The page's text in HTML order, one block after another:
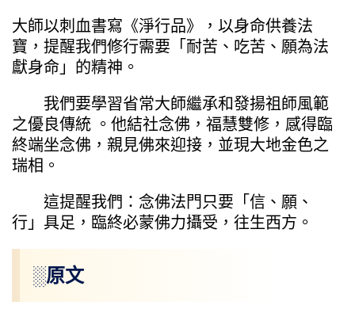
大師以刺血書寫《淨行品》，以身命供養法
寶，提醒我們修行需要「耐苦、吃苦、願為法
獻身命」的精神。
我們要學習省常大師繼承和發揚祖師風範
之優良傳統 。他結社念佛，福慧雙修，感得臨
終端坐念佛，親見佛來迎接，並現大地金色之
瑞相。
這提醒我們：念佛法門只要「信、願、
行」具足，臨終必蒙佛力攝受，往生西方。
░原文